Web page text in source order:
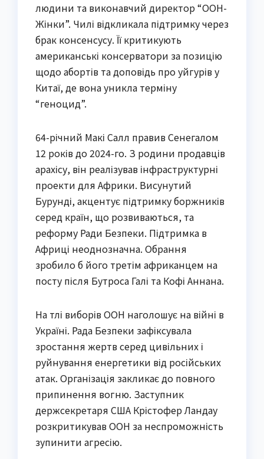
людини та виконавчий директор “ООН-
Жінки”. Чилі відкликала підтримку через
брак консенсусу. Її критикують
американські консерватори за позицію
щодо абортів та доповідь про уйгурів у
Китаї, де вона уникла терміну
“геноцид”.
64-річний Макі Салл правив Сенегалом
12 років до 2024-го. З родини продавців
арахісу, він реалізував інфраструктурні
проекти для Африки. Висунутий
Бурунді, акцентує підтримку боржників
серед країн, що розвиваються, та
реформу Ради Безпеки. Підтримка в
Африці неоднозначна. Обрання
зробило б його третім африканцем на
посту після Бутроса Галі та Кофі Аннана.
На тлі виборів ООН наголошує на війні в
Україні. Рада Безпеки зафіксувала
зростання жертв серед цивільних і
руйнування енергетики від російських
атак. Організація закликає до повного
припинення вогню. Заступник
держсекретаря США Крістофер Ландау
розкритикував ООН за неспроможність
зупинити агресію.